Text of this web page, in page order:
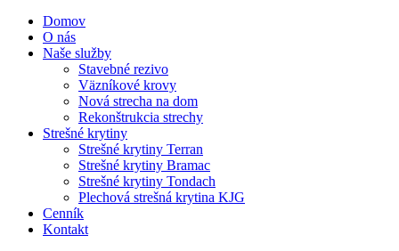
Domov
O nás
Naše služby
Stavebné rezivo
Väzníkové krovy
Nová strecha na dom
Rekonštrukcia strechy
Strešné krytiny
Strešné krytiny Terran
Strešné krytiny Bramac
Strešné krytiny Tondach
Plechová strešná krytina KJG
Cenník
Kontakt